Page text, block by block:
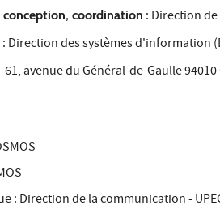
coordination : Direction
: Direction des systèmes d'information
61, avenue du Général-de-Gaulle
: Direction de la communication -